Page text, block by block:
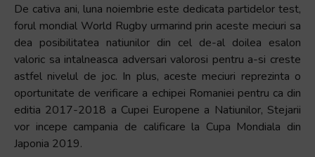
De cativa ani, luna noiembrie este dedicata partidelor test,
forul mondial World Rugby urmarind prin aceste meciuri sa
dea posibilitatea natiunilor din cel de-al doilea esalon
valoric sa intalneasca adversari valorosi pentru a-si creste
astfel nivelul de joc. In plus, aceste meciuri reprezinta o
oportunitate de verificare a echipei Romaniei pentru ca din
editia 2017-2018 a Cupei Europene a Natiunilor, Stejarii
vor incepe campania de calificare la Cupa Mondiala din
Japonia 2019.